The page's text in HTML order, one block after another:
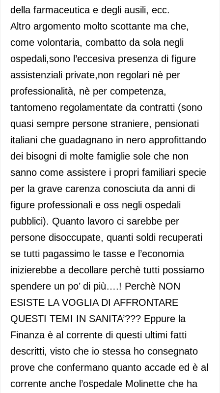
della farmaceutica e degli ausili, ecc.
Altro argomento molto scottante ma che,
come volontaria, combatto da sola negli
ospedali,sono l’eccesiva presenza di figure
assistenziali private,non regolari nè per
professionalità, nè per competenza,
tantomeno regolamentate da contratti (sono
quasi sempre persone straniere, pensionati
italiani che guadagnano in nero approfittando
dei bisogni di molte famiglie sole che non
sanno come assistere i propri familiari specie
per la grave carenza conosciuta da anni di
figure professionali e oss negli ospedali
pubblici). Quanto lavoro ci sarebbe per
persone disoccupate, quanti soldi recuperati
se tutti pagassimo le tasse e l’economia
inizierebbe a decollare perchè tutti possiamo
spendere un po’ di più….! Perchè NON
ESISTE LA VOGLIA DI AFFRONTARE
QUESTI TEMI IN SANITA’??? Eppure la
Finanza è al corrente di questi ultimi fatti
descritti, visto che io stessa ho consegnato
prove che confermano quanto accade ed è al
corrente anche l’ospedale Molinette che ha